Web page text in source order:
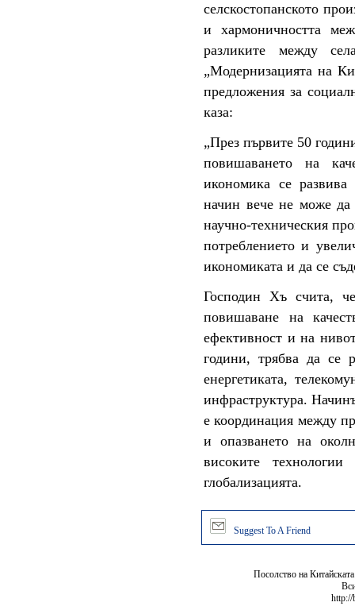
селскостопанското
и хармоничността
разликите между
„Модернизацията на
предложения за
каза:
„През първите 50
повишаването на
икономика се
начин вече не може да
научно-техническия
потреблението и
икономиката и да се
Господин Хъ счита,
повишаване на
ефективност и на
години, трябва да се
енергетиката,
инфраструктура.
е координация между
и опазването на
високите
глобализацията.
Suggest To A Friend
Посолство на
http://